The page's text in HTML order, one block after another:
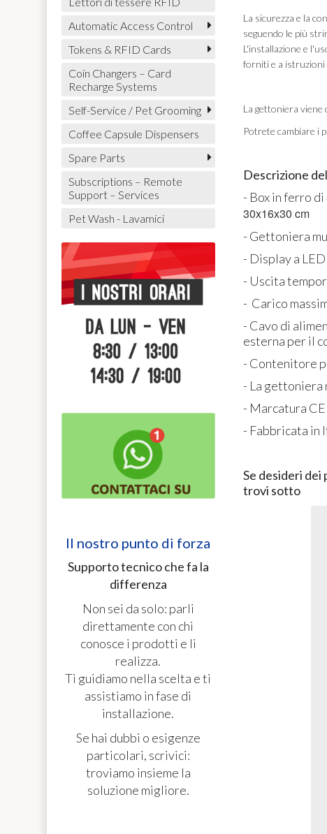
La sicurezza e la
seguendo le più
L'installazione e
forniti e a istruzioni
La gettoniera viene
Potrete cambiare i
Descrizione
- Box in ferro
30x16x30 cm
- Gettoniera
- Display a
- Uscita
- Carico
- Cavo di
esterna per il
- Contenitore
- La gettoniera
- Marcatura CE
- Fabbricata in
Se desideri
trovi sotto
Automatic Access Control
Tokens & RFID Cards
Coin Changers – Card
Recharge Systems
Self-Service / Pet Grooming
Coffee Capsule Dispensers
Spare Parts
Subscriptions – Remote
Support – Services
Pet Wash - Lavamici
Il nostro punto di forza
Supporto tecnico che fa la
differenza
Non sei da solo: parli
direttamente con chi
conosce i prodotti e li
realizza.
Ti guidiamo nella scelta e ti
assistiamo in fase di
installazione.
Se hai dubbi o esigenze
particolari, scrivici:
troviamo insieme la
soluzione migliore.